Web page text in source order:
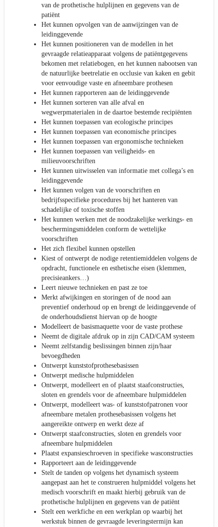
van de prothetische hulplijnen en gegevens van de
patiënt
Het kunnen opvolgen van de aanwijzingen van de
leidinggevende
Het kunnen positioneren van de modellen in het
gevraagde relatieapparaat volgens de patiëntgegevens
bekomen met relatiebogen, en het kunnen nabootsen van
de natuurlijke beetrelatie en occlusie van kaken en gebit
voor eenvoudige vaste en afneembare prothesen
Het kunnen rapporteren aan de leidinggevende
Het kunnen sorteren van alle afval en
wegwerpmaterialen in de daartoe bestemde recipiënten
Het kunnen toepassen van ecologische principes
Het kunnen toepassen van economische principes
Het kunnen toepassen van ergonomische technieken
Het kunnen toepassen van veiligheids- en
milieuvoorschriften
Het kunnen uitwisselen van informatie met collega’s en
leidinggevende
Het kunnen volgen van de voorschriften en
bedrijfsspecifieke procedures bij het hanteren van
schadelijke of toxische stoffen
Het kunnen werken met de noodzakelijke werkings- en
beschermingsmiddelen conform de wettelijke
voorschriften
Het zich flexibel kunnen opstellen
Kiest of ontwerpt de nodige retentiemiddelen volgens de
opdracht, functionele en esthetische eisen (klemmen,
precisieankers…)
Leert nieuwe technieken en past ze toe
Merkt afwijkingen en storingen of de nood aan
preventief onderhoud op en brengt de leidinggevende of
de onderhoudsdienst hiervan op de hoogte
Modelleert de basismaquette voor de vaste prothese
Neemt de digitale afdruk op in zijn CAD/CAM systeem
Neemt zelfstandig beslissingen binnen zijn/haar
bevoegdheden
Ontwerpt kunststofprothesebasissen
Ontwerpt medische hulpmiddelen
Ontwerpt, modelleert en of plaatst staafconstructies,
sloten en grendels voor de afneembare hulpmiddelen
Ontwerpt, modelleert was- of kunststofpatronen voor
afneembare metalen prothesebasissen volgens het
aangereikte ontwerp en werkt deze af
Ontwerpt staafconstructies, sloten en grendels voor
afneembare hulpmiddelen
Plaatst expansieschroeven in specifieke wasconstructies
Rapporteert aan de leidinggevende
Stelt de tanden op volgens het dynamisch systeem
aangepast aan het te construeren hulpmiddel volgens het
medisch voorschrift en maakt hierbij gebruik van de
prothetische hulplijnen en gegevens van de patiënt
Stelt een werkfiche en een werkplan op waarbij het
werkstuk binnen de gevraagde leveringstermijn kan